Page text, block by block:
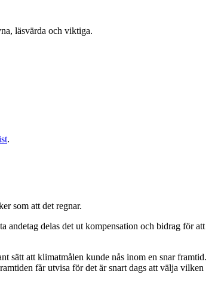
läsvärda och viktiga.
.
som att det regnar.
andetag delas det ut kompensation och bidrag för att
sätt att klimatmålen kunde nås inom en snar framtid.
får utvisa för det är snart dags att välja vilken